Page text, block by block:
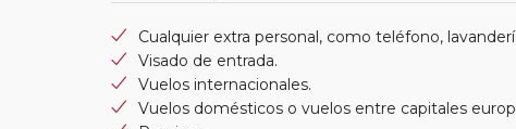
Cualquier extra personal, como teléfono,
Visado de entrada.
Vuelos internacionales.
Vuelos domésticos o vuelos entre capitales